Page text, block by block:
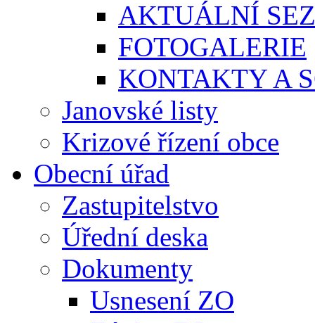
AKTUÁLNÍ
FOTOGALERIE
KONTAKTY A
Janovské listy
Krizové řízení obce
Obecní úřad
Zastupitelstvo
Úřední deska
Dokumenty
Usnesení ZO